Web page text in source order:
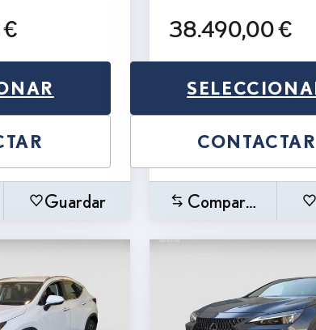
Guardar
38.490,00 €
CONTACTAR
Comparar